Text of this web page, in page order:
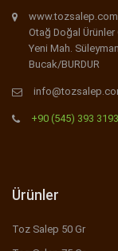
www.tozsalep.com
Otağ Doğal Ürünler
Yeni Mah.
Bucak/BURDUR
+90 (545) 393 3193
Ürünler
Toz Salep 50 Gr